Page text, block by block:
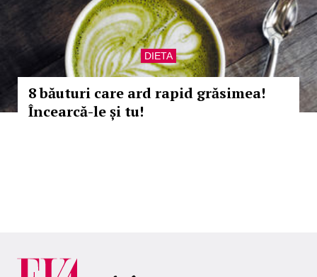
DIETA
8 băuturi care ard rapid grăsimea!
Încearcă-le și tu!